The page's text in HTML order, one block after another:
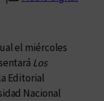
el miércoles
Los
Editorial
Nacional